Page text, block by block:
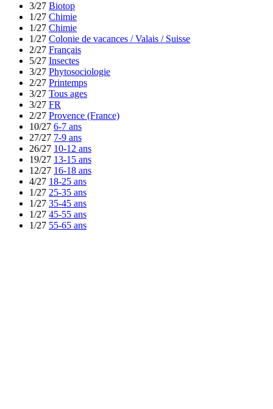
3/27 Biotop
1/27 Chimie
1/27 Chimie
1/27 Colonie de vacances / Valais / Suisse
2/27 Français
5/27 Insectes
3/27 Phytosociologie
2/27 Printemps
3/27 Tous ages
3/27 FR
2/27 Provence (France)
10/27 6-7 ans
27/27 7-9 ans
26/27 10-12 ans
19/27 13-15 ans
12/27 16-18 ans
4/27 18-25 ans
1/27 25-35 ans
1/27 35-45 ans
1/27 45-55 ans
1/27 55-65 ans